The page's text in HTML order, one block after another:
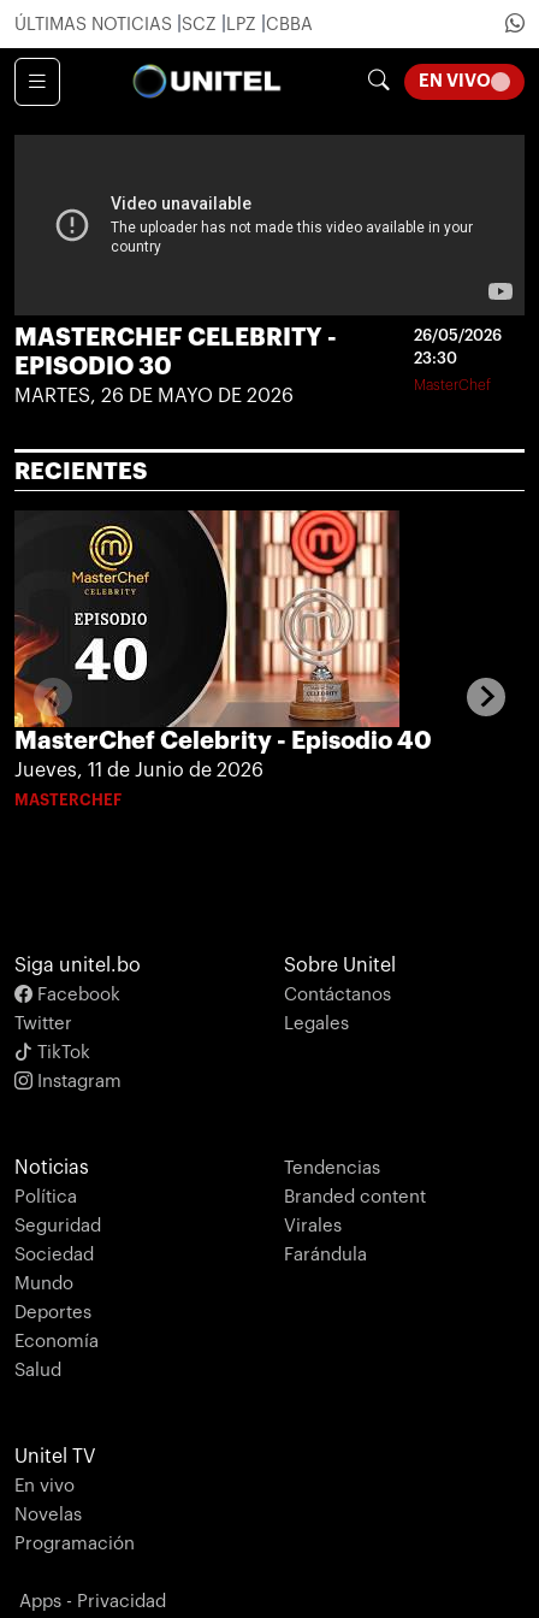
ÚLTIMAS NOTICIAS SCZ LPZ CBBA
EN VIVO
MASTERCHEF CELEBRITY -
EPISODIO 30
MARTES, 26 DE MAYO DE 2026
26/05/2026
23:30
MasterChef
RECIENTES
MasterChef Celebrity - Episodio 40
Jueves, 11 de Junio de 2026
MASTERCHEF
Siga unitel.bo
Facebook
Twitter
TikTok
Instagram
Sobre Unitel
Contáctanos
Legales
Noticias
Política
Seguridad
Sociedad
Mundo
Deportes
Economía
Salud
Tendencias
Branded content
Virales
Farándula
Unitel TV
En vivo
Novelas
Programación
Apps - Privacidad